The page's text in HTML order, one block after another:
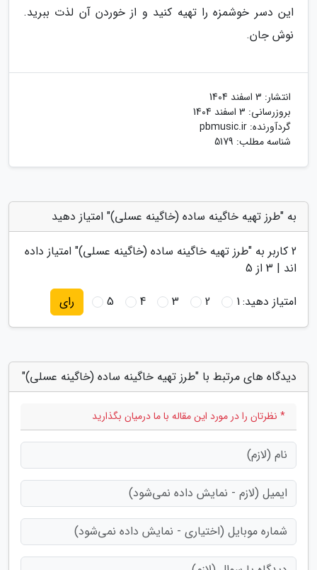
این دسر خوشمزه را تهیه کنید و از خوردن آن لذت ببرید.
نوش جان.
انتشار: 3 اسفند 1404
بروزرسانی: 3 اسفند 1404
گردآورنده: pbmusic.ir
شناسه مطلب: 5179
به "طرز تهیه خاگینه ساده (خاگینه عسلی)" امتیاز دهید
2 کاربر به "طرز تهیه خاگینه ساده (خاگینه عسلی)" امتیاز داده
اند | 3 از 5
امتیاز دهید:1
2
3
4
5 رای
دیدگاه های مرتبط با "طرز تهیه خاگینه ساده (خاگینه عسلی)"
* نظرتان را در مورد این مقاله با ما درمیان بگذارید